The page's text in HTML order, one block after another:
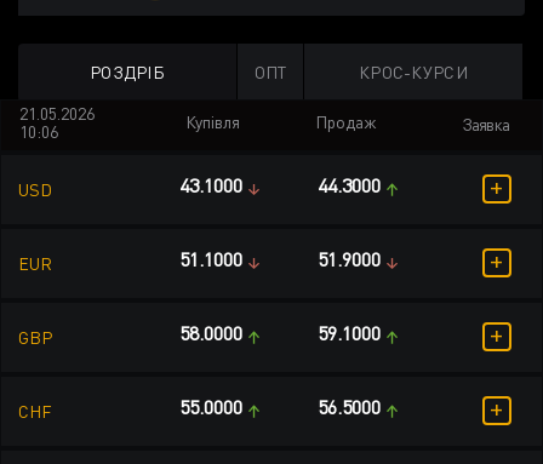
РОЗДРІБ ОПТ КРОС-КУРСИ
21.05.2026
10:06
Купівля Продаж Заявка
USD 43.1000 44.3000 +
EUR 51.1000 51.9000 +
GBP 58.0000 59.1000 +
CHF 55.0000 56.5000 +